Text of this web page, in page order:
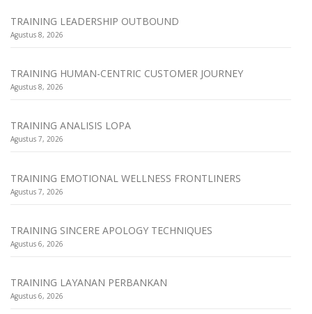
TRAINING LEADERSHIP OUTBOUND
Agustus 8, 2026
TRAINING HUMAN-CENTRIC CUSTOMER JOURNEY
Agustus 8, 2026
TRAINING ANALISIS LOPA
Agustus 7, 2026
TRAINING EMOTIONAL WELLNESS FRONTLINERS
Agustus 7, 2026
TRAINING SINCERE APOLOGY TECHNIQUES
Agustus 6, 2026
TRAINING LAYANAN PERBANKAN
Agustus 6, 2026